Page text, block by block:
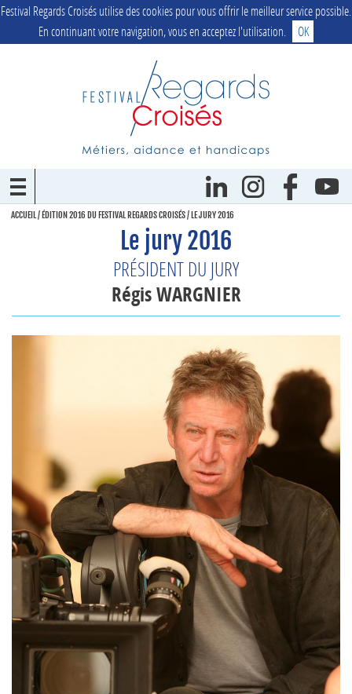
Festival Regards Croisés utilise des cookies pour vous offrir le meilleur service possible.
En continuant votre navigation, vous en acceptez l'utilisation.
OK
ACCUEIL/ ÉDITION 2016 DU FESTIVAL REGARDS CROISÉS/ LE JURY 2016
Le jury 2016
PRÉSIDENT DU JURY
Régis WARGNIER